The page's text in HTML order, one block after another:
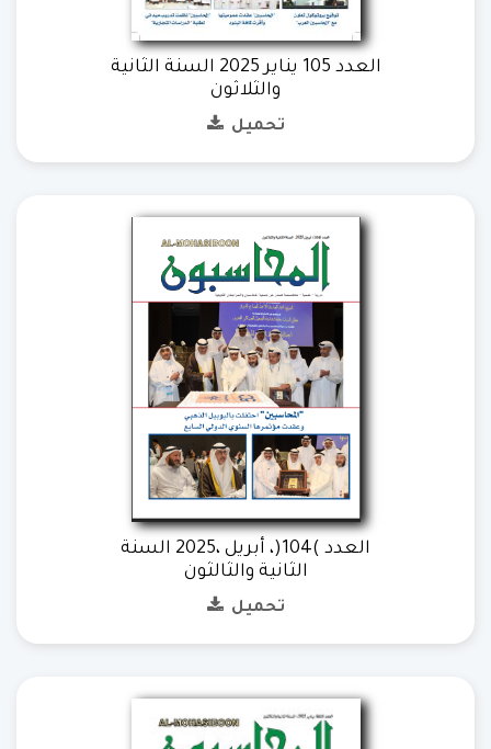
العدد 105 يناير 2025 السنة الثانية
والثلاثون
تحميل
العدد )104(، أبريل ،2025 السنة
الثانية والثالثون
تحميل